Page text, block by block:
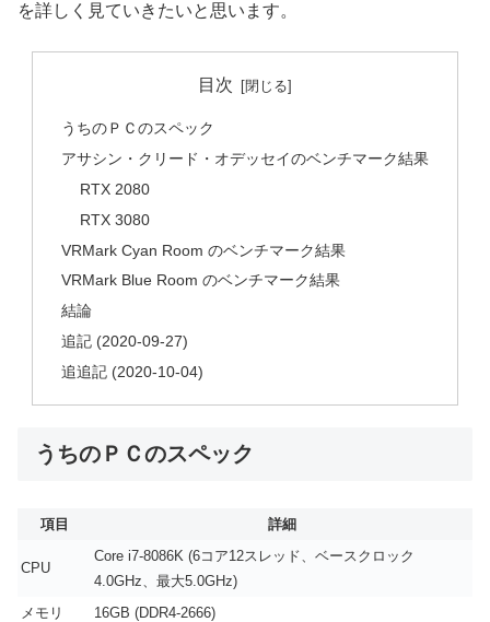
を詳しく見ていきたいと思います。
目次
うちのＰＣのスペック
アサシン・クリード・オデッセイのベンチマーク結果
RTX 2080
RTX 3080
VRMark Cyan Room のベンチマーク結果
VRMark Blue Room のベンチマーク結果
結論
追記 (2020-09-27)
追追記 (2020-10-04)
うちのＰＣのスペック
項目 詳細
CPU
Core i7-8086K (6コア12スレッド、ベースクロック
4.0GHz、最大5.0GHz)
メモリ
16GB (DDR4-2666)